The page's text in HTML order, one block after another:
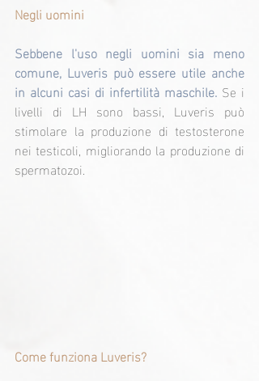
Negli uomini
Sebbene l'uso negli uomini sia meno
comune, Luveris può essere utile anche
in alcuni casi di infertilità maschile. Se i
livelli di LH sono bassi, Luveris può
stimolare la produzione di testosterone
nei testicoli, migliorando la produzione di
spermatozoi.
Come funziona Luveris?